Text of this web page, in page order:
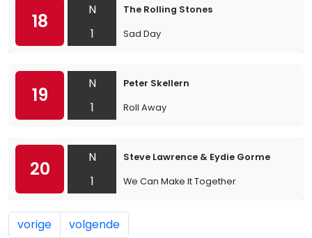
18
N
1
The Rolling Stones
Sad Day
19
N
1
Peter Skellern
Roll Away
20
N
1
Steve Lawrence & Eydie Gorme
We Can Make It Together
vorige volgende